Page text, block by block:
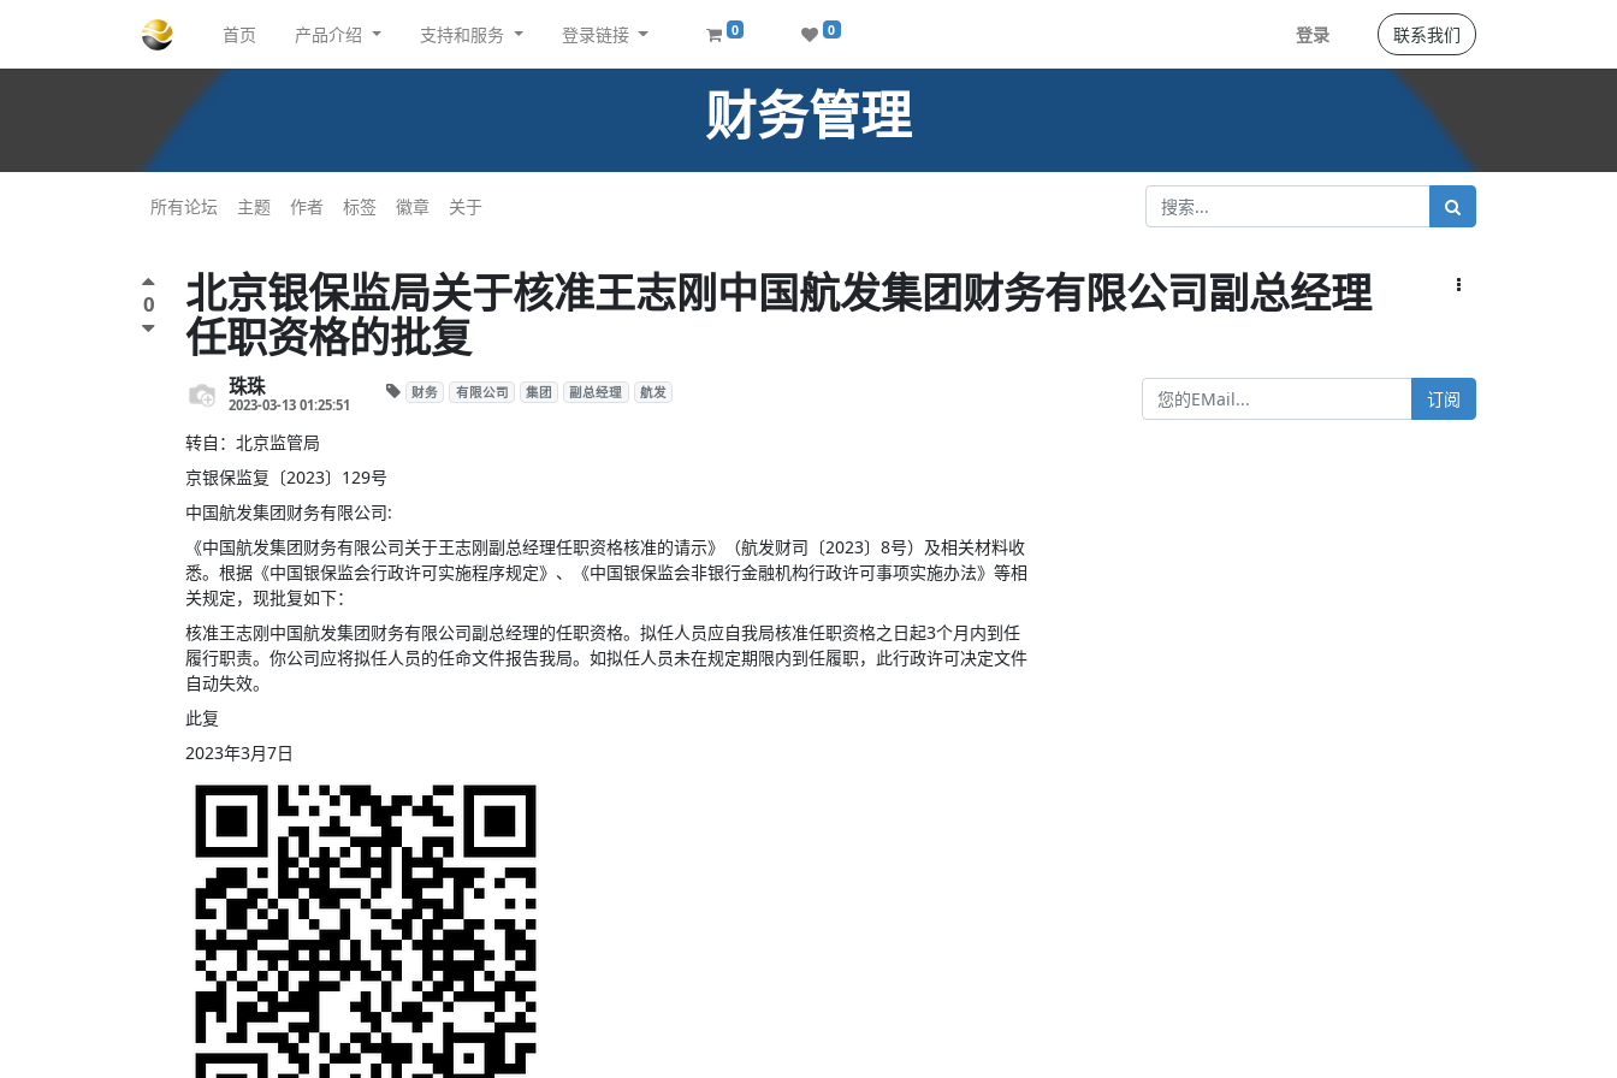
首页 产品介绍 支持和服务 登录链接 0 0 登录 联系我们
财务管理
所有论坛 主题 作者 标签 徽章 关于
0 北京银保监局关于核准王志刚中国航发集团财务有限公司副总经理
任职资格的批复
珠珠
2023-03-13 01:25:51 订阅
财务 有限公司 集团 副总经理 航发
转自：北京监管局
京银保监复〔2023〕129号
中国航发集团财务有限公司:
《中国航发集团财务有限公司关于王志刚副总经理任职资格核准的请示》（航发财司〔2023〕8号） 及相关材料收
悉。根据《中国银保监会行政许可实施程序规定》、《中国银保监会非银行金融机构行政许可事项实施办法》等相
关规定，现批复如下：
核准王志刚中国航发集团财务有限公司副总经理的任职资格。 拟任人员应自我局核准任职资格之日起3个月内到任
履行职责。你公司应将拟任人员的任命文件报告我局。如拟任人员未在规定期限内到任履职，此行政许可决定文件
自动失效。
此复
2023年3月7日